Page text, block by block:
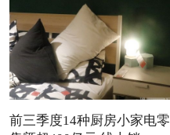
前三季度14种厨房小家电零